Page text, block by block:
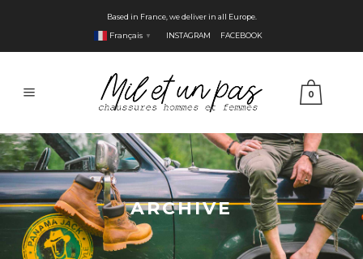
Based in France, we deliver in all Europe.
Français ▼ INSTAGRAM FACEBOOK
0
ARCHIVE